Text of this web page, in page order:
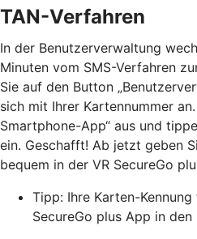
TAN-Verfahren
In der Benutzerverwaltung
Minuten vom SMS-Verfahren
Sie auf den Button
sich mit Ihrer Kartennummer
Smartphone-App“ aus und
ein. Geschafft! Ab jetzt geben
bequem in der VR SecureGo
Tipp: Ihre Karten-
SecureGo plus App in den